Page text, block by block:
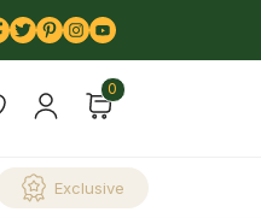
0
Exclusive